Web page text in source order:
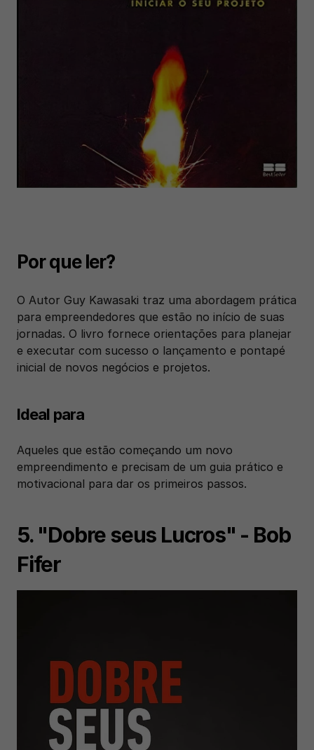
Por que ler?
O Autor Guy Kawasaki traz uma abordagem prática
para empreendedores que estão no início de suas
jornadas. O livro fornece orientações para planejar
e executar com sucesso o lançamento e pontapé
inicial de novos negócios e projetos.
Ideal para
Aqueles que estão começando um novo
empreendimento e precisam de um guia prático e
motivacional para dar os primeiros passos.
5. "Dobre seus Lucros" - Bob
Fifer